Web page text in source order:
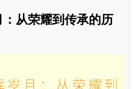
从荣耀到传承的历